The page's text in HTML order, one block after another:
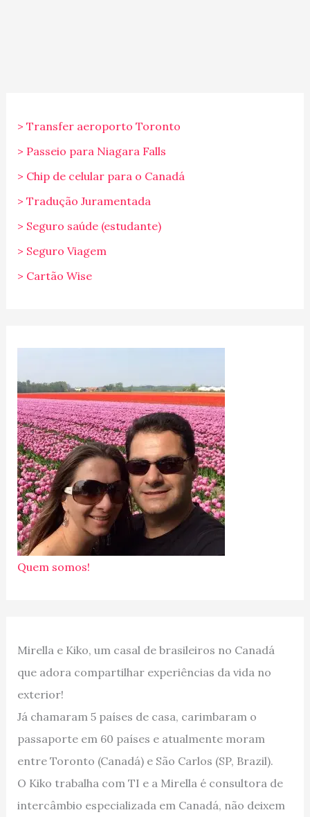
> Transfer aeroporto Toronto
> Passeio para Niagara Falls
> Chip de celular para o Canadá
> Tradução Juramentada
> Seguro saúde (estudante)
> Seguro Viagem
> Cartão Wise
Quem somos!
Mirella e Kiko, um casal de brasileiros no Canadá
que adora compartilhar experiências da vida no
exterior!
Já chamaram 5 países de casa, carimbaram o
passaporte em 60 países e atualmente moram
entre Toronto (Canadá) e São Carlos (SP, Brazil).
O Kiko trabalha com TI e a Mirella é consultora de
intercâmbio especializada em Canadá, não deixem